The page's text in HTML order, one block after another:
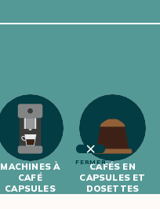
S'INITIER
S'INITIER
FERMER
MACHINES À
CAFÉ
CAPSULES
CAFÉS EN
CAPSULES ET
DOSETTES